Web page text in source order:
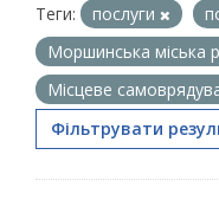
Теги: послуги
Моршинська міська
Місцеве
Фільтрувати